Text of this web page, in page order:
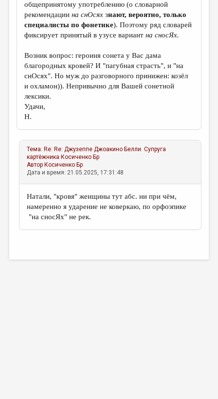
общепринятому употреблению (о словарной
рекомендациина снОсяхзнают, вероятно, только
специалисты по фонетике). Поэтому ряд словарей
фиксирует принятый в узусе вариантна сносЯх.
Возник вопрос: героиня сонета у Вас дама
благородных кровей? И "пагубная страсть", и "на
снОсях". Но муж до разговорного принижен: козёл
и охламон)). Непривычно для Вашей сонетной
лексики.
Удачи,
Н.
Тема: Re: Re: Джузеппе Джоакино Белли. Супруга
картёжника Косиченко Бр
Автор Косиченко Бр
Дата и время: 21.05.2025, 17:31:48
Натали, "кровя" женщины тут абс. ни при чём,
намеренно я ударение не коверкаю, по орфоэпике
"на сносЯх" не рек.